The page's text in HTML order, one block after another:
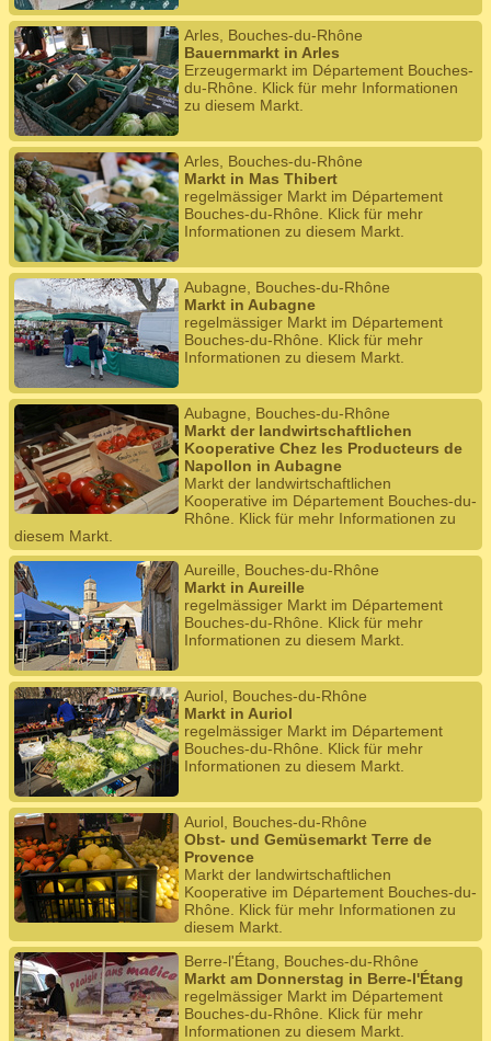
Arles, Bouches-du-Rhône
Bauernmarkt in Arles
Erzeugermarkt im Département Bouches-
du-Rhône. Klick für mehr Informationen
zu diesem Markt.
Arles, Bouches-du-Rhône
Markt in Mas Thibert
regelmässiger Markt im Département
Bouches-du-Rhône. Klick für mehr
Informationen zu diesem Markt.
Aubagne, Bouches-du-Rhône
Markt in Aubagne
regelmässiger Markt im Département
Bouches-du-Rhône. Klick für mehr
Informationen zu diesem Markt.
Aubagne, Bouches-du-Rhône
Markt der landwirtschaftlichen
Kooperative Chez les Producteurs de
Napollon in Aubagne
Markt der landwirtschaftlichen
Kooperative im Département Bouches-du-
Rhône. Klick für mehr Informationen zu
diesem Markt.
Aureille, Bouches-du-Rhône
Markt in Aureille
regelmässiger Markt im Département
Bouches-du-Rhône. Klick für mehr
Informationen zu diesem Markt.
Auriol, Bouches-du-Rhône
Markt in Auriol
regelmässiger Markt im Département
Bouches-du-Rhône. Klick für mehr
Informationen zu diesem Markt.
Auriol, Bouches-du-Rhône
Obst- und Gemüsemarkt Terre de
Provence
Markt der landwirtschaftlichen
Kooperative im Département Bouches-du-
Rhône. Klick für mehr Informationen zu
diesem Markt.
Berre-l'Étang, Bouches-du-Rhône
Markt am Donnerstag in Berre-l'Étang
regelmässiger Markt im Département
Bouches-du-Rhône. Klick für mehr
Informationen zu diesem Markt.